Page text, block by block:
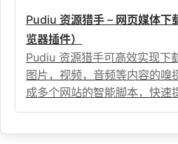
Pudiu 资源猎手 – 网页媒体下
览器插件）
Pudiu 资源猎手可高效实现下
图片，视频，音频等内容的嗅
成多个网站的智能脚本，快速